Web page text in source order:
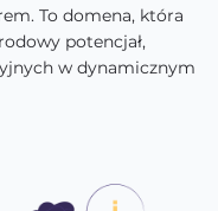
To domena, która
potencjał,
w dynamicznym